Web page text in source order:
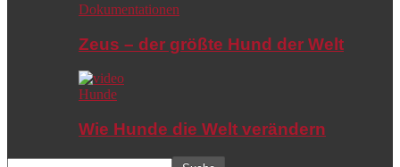
Dokumentationen
Zeus – der größte Hund der Welt
Hunde
Wie Hunde die Welt verändern